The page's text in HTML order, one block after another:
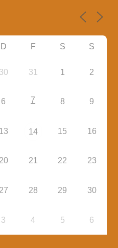
D F S S
30 31 1 2
6 7 8 9
13 14 15 16
20 21 22 23
27 28 29 30
3 4 5 6